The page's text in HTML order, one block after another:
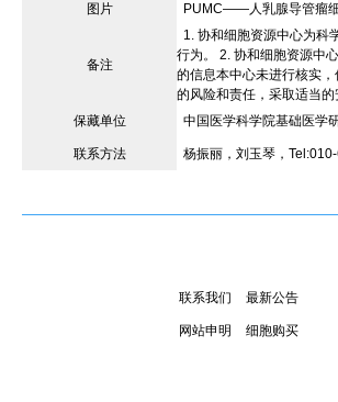
图片 PUMC——人乳腺导管瘤
备注
1. 协和细胞资源中心为科
行为。 2. 协和细胞资源中
的信息本中心未进行核实
的风险和责任，采取适当
保藏单位
中国医学科学院基础医学
联系方法 杨振丽，刘玉琴，
联系我们 最新公告
网站申明 细胞购买